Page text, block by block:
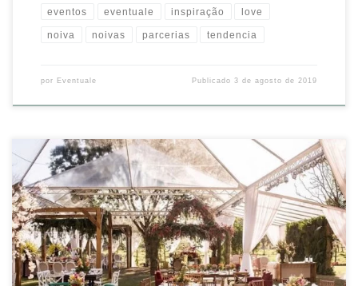
eventos eventuale inspiração love
noiva noivas parcerias tendencia
por Eventuale Publicado3 de agosto de 2019
Um #tbt fresquinho porque a gente ainda está morrendo de amores
por essa decoração incrível de @carolecamilabraga
#decor
#decoração #casamento #casamentonocampo #noiva #noivas #love
#tendencia #inspiração #parcerias #juizdefora #cerimonial #love
#bomgostoqueinspira #eventos #eventuale Source